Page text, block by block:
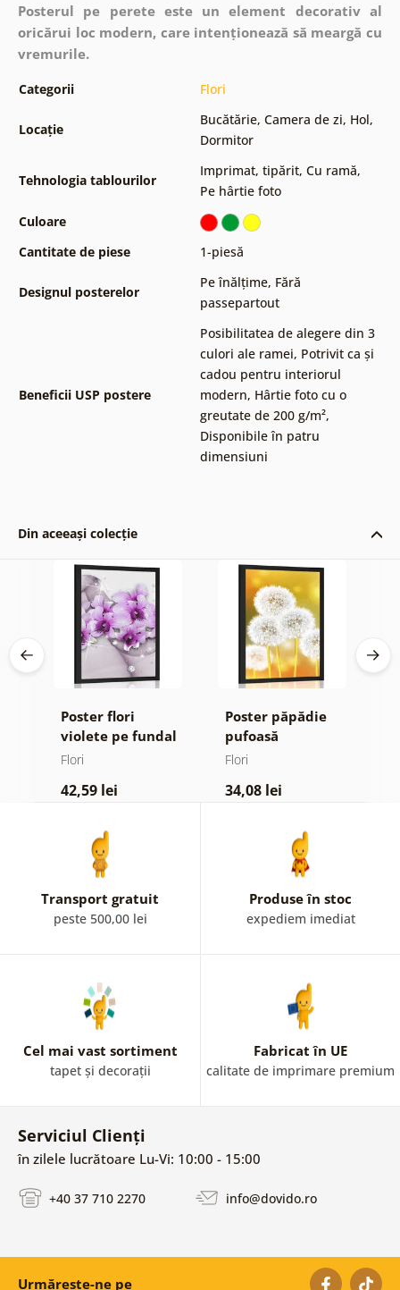
Posterul pe perete este un element decorativ al
oricărui loc modern, care intenționează să meargă cu
vremurile.
Categorii Flori
Locație
Bucătărie, Camera de zi, Hol,
Dormitor
Tehnologia tablourilor
Imprimat, tipărit, Cu ramă,
Pe hârtie foto
Culoare
Cantitate de piese
1-piesă
Designul posterelor
Pe înălțime, Fără
passepartout
Beneficii USP postere
Posibilitatea de alegere din 3
culori ale ramei, Potrivit ca și
cadou pentru interiorul
modern, Hârtie foto cu o
greutate de 200 g/m²,
Disponibile în patru
dimensiuni
Din aceeași colecție
Poster flori
violete pe fundal
abstract
Flori
42,59 lei
Poster păpădie
pufoasă
Flori
34,08 lei
Transport gratuit
peste 500,00 lei
Produse în stoc
expediem imediat
Cel mai vast sortiment
tapet și decorații
Fabricat în UE
calitate de imprimare premium
Serviciul Clienți
în zilele lucrătoare Lu-Vi: 10:00 - 15:00
+40 37 710 2270 info@dovido.ro
Urmărește-ne pe